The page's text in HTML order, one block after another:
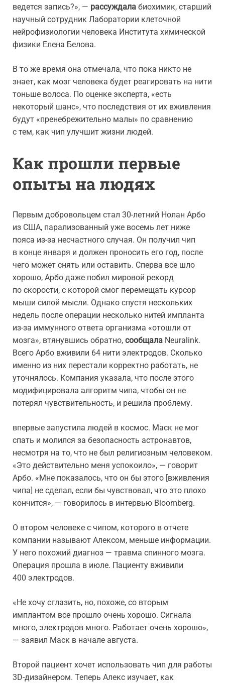
ведется запись?», — рассуждала биохимик, старший
научный сотрудник Лаборатории клеточной
нейрофизиологии человека Института химической
физики Елена Белова.
В то же время она отмечала, что пока никто не
знает, как мозг человека будет реагировать на нити
тоньше волоса. По оценке эксперта, «есть
некоторый шанс», что последствия от их вживления
будут «пренебрежительно малы» по сравнению
с тем, как чип улучшит жизни людей.
Как прошли первые
опыты на людях
Первым добровольцем стал 30-летний Нолан Арбо
из США, парализованный уже восемь лет ниже
пояса из-за несчастного случая. Он получил чип
в конце января и должен проносить его год, после
чего может снять или оставить. Сперва все шло
хорошо, Арбо даже побил мировой рекорд
по скорости, с которой смог перемещать курсор
мыши силой мысли. Однако спустя нескольких
недель после операции несколько нитей импланта
из-за иммунного ответа организма «отошли от
мозга», втянувшись обратно, сообщала Neuralink.
Всего Арбо вживили 64 нити электродов. Сколько
именно из них перестали корректно работать, не
уточнялось. Компания указала, что после этого
модифицировала алгоритм чипа, чтобы он не
потерял чувствительность, и решила проблему.
впервые запустила людей в космос. Маск не мог
спать и молился за безопасность астронавтов,
несмотря на то, что не был религиозным человеком.
«Это действительно меня успокоило», — говорит
Арбо. «Мне показалось, что он бы этого [вживления
чипа] не сделал, если бы чувствовал, что это плохо
кончится», — говорилось в интервью Bloomberg.
О втором человеке с чипом, которого в отчете
компании называют Алексом, меньше информации.
У него похожий диагноз — травма спинного мозга.
Операция прошла в июле. Пациенту вживили
400 электродов.
«Не хочу сглазить, но, похоже, со вторым
имплантом все прошло очень хорошо. Сигнала
много, электродов много. Работает очень хорошо»,
— заявил Маск в начале августа.
Второй пациент хочет использовать чип для работы
3D-дизайнером. Теперь Алекс изучает, как